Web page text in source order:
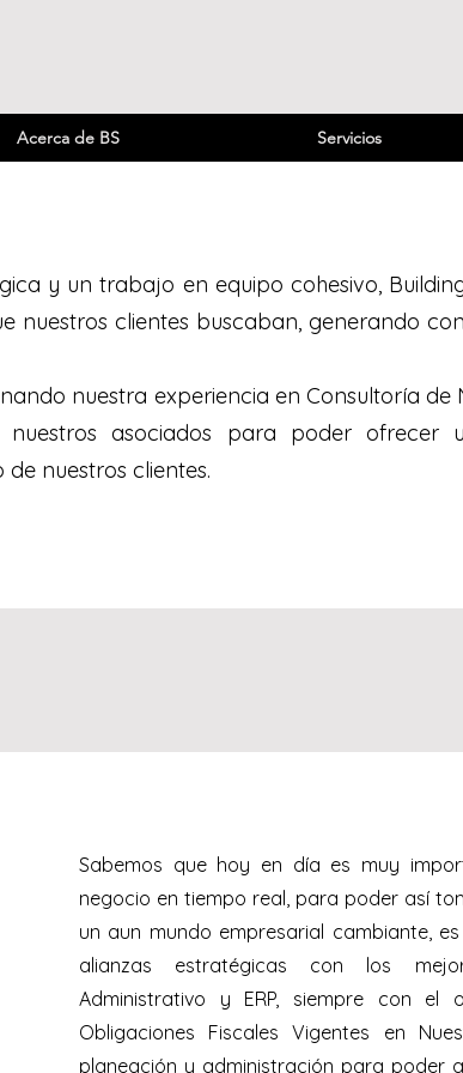
Acerca de BS Servicios
y un trabajo en equipo cohesivo,
nuestros clientes buscaban, generando
nuestra experiencia en Consultoría de
asociados para poder ofrecer
nuestros clientes.
Sabemos que hoy en día es muy
negocio en tiempo real, para poder así
un aun mundo empresarial cambiante,
alianzas estratégicas con los
Administrativo y ERP, siempre con
Obligaciones Fiscales Vigentes en
planeación y administración para poder